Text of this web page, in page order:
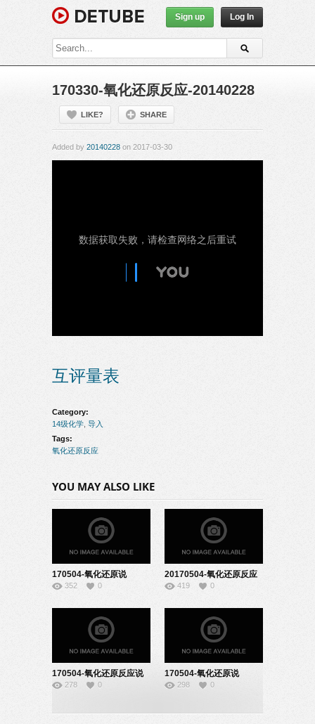
Sign up Log In
170330-氧化还原反应-20140228
LIKE? SHARE
Added by 20140228 on 2017-03-30
互评量表
Category:
14级化学 导入
Tags:
氧化还原反应
YOU MAY ALSO LIKE
170504-氧化还原说
课-22140845
352 0
20170504-氧化还原反应
说课－20140228
419 0
170504-氧化还原反应说
课-22140834
278 0
170504-氧化还原说
课-22140836
298 0